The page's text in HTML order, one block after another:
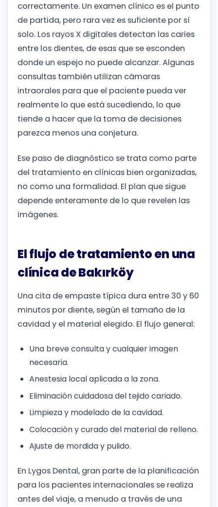
correctamente. Un examen clínico es el punto
de partida, pero rara vez es suficiente por sí
solo. Los rayos X digitales detectan las caries
entre los dientes, de esas que se esconden
donde un espejo no puede alcanzar. Algunas
consultas también utilizan cámaras
intraorales para que el paciente pueda ver
realmente lo que está sucediendo, lo que
tiende a hacer que la toma de decisiones
parezca menos una conjetura.
Ese paso de diagnóstico se trata como parte
del tratamiento en clínicas bien organizadas,
no como una formalidad. El plan que sigue
depende enteramente de lo que revelen las
imágenes.
El flujo de tratamiento en una
clínica de Bakırköy
Una cita de empaste típica dura entre 30 y 60
minutos por diente, según el tamaño de la
cavidad y el material elegido. El flujo general:
Una breve consulta y cualquier imagen
necesaria.
Anestesia local aplicada a la zona.
Eliminación cuidadosa del tejido cariado.
Limpieza y modelado de la cavidad.
Colocación y curado del material de relleno.
Ajuste de mordida y pulido.
En Lygos Dental, gran parte de la planificación
para los pacientes internacionales se realiza
antes del viaje, a menudo a través de una